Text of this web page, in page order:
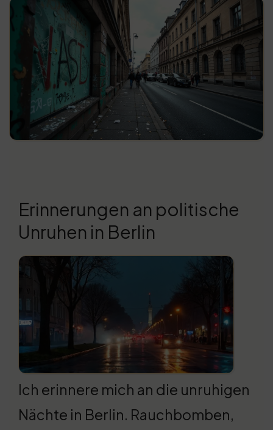
Erinnerungen an politische
Unruhen in Berlin
Ich erinnere mich an die unruhigen
Nächte in Berlin. Rauchbomben,